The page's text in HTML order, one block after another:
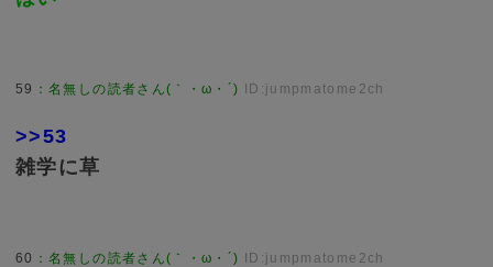
59 ：名無しの読者さん(｀・ω・´) ID:jumpmatome2ch
>>53
雑学に草
60 ：名無しの読者さん(｀・ω・´) ID:jumpmatome2ch